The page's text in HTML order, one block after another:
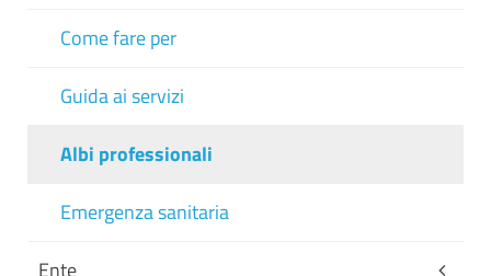
Come fare per
Guida ai servizi
Albi professionali
Emergenza sanitaria
Ente